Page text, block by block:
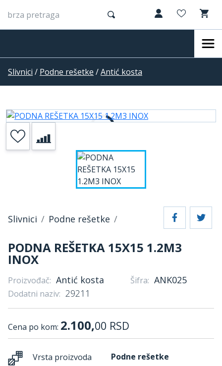
Slivnici / Podne rešetke /Antić kosta
Slivnici Podne rešetke
PODNA REŠETKA 15X15 1.2M3
INOX
Proizvođač: Antić kosta Šifra: ANK025
Dodatni naziv: 29211
Cena po kom: 2.100,00 RSD
Vrsta proizvoda Podne rešetke